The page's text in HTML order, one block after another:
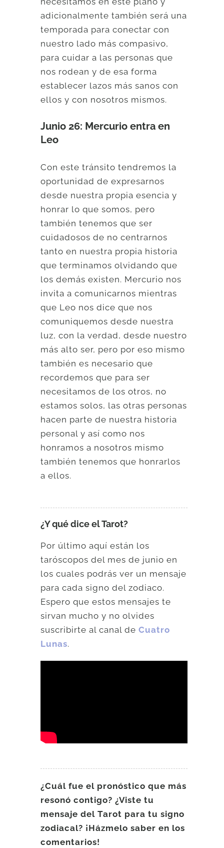
adicionalmente también será una
temporada para conectar con
nuestro lado más compasivo,
para cuidar a las personas que
nos rodean y de esa forma
establecer lazos más sanos con
ellos y con nosotros mismos.
Junio 26: Mercurio entra en
Leo
Con este tránsito tendremos la
oportunidad de expresarnos
desde nuestra propia esencia y
honrar lo que somos, pero
también tenemos que ser
cuidadosos de no centrarnos
tanto en nuestra propia historia
que terminamos olvidando que
los demás existen. Mercurio nos
invita a comunicarnos mientras
que Leo nos dice que nos
comuniquemos desde nuestra
luz, con la verdad, desde nuestro
más alto ser, pero por eso mismo
también es necesario que
recordemos que para ser
necesitamos de los otros, no
estamos solos, las otras personas
hacen parte de nuestra historia
personal y así como nos
honramos a nosotros mismo
también tenemos que honrarlos
a ellos.
¿Y qué dice el Tarot?
Por último aquí están los
taróscopos del mes de junio en
los cuales podrás ver un mensaje
para cada signo del zodiaco.
Espero que estos mensajes te
sirvan mucho y no olvides
suscribirte al canal deCuatro
Lunas.
¿Cuál fue el pronóstico que más
resonó contigo? ¿Viste tu
mensaje del Tarot para tu signo
zodiacal? ¡Házmelo saber en los
comentarios!